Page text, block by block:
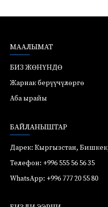
МААЛЫМАТ
БИЗ ЖӨНҮНДӨ
Жарнак берүүчүлөргө
Аба ырайы
БАЙЛАНЫШТАР
Дарек: Кыргызстан,
Телефон: +996 555 56 56 35
WhatsApp: +996 777 20 55 80